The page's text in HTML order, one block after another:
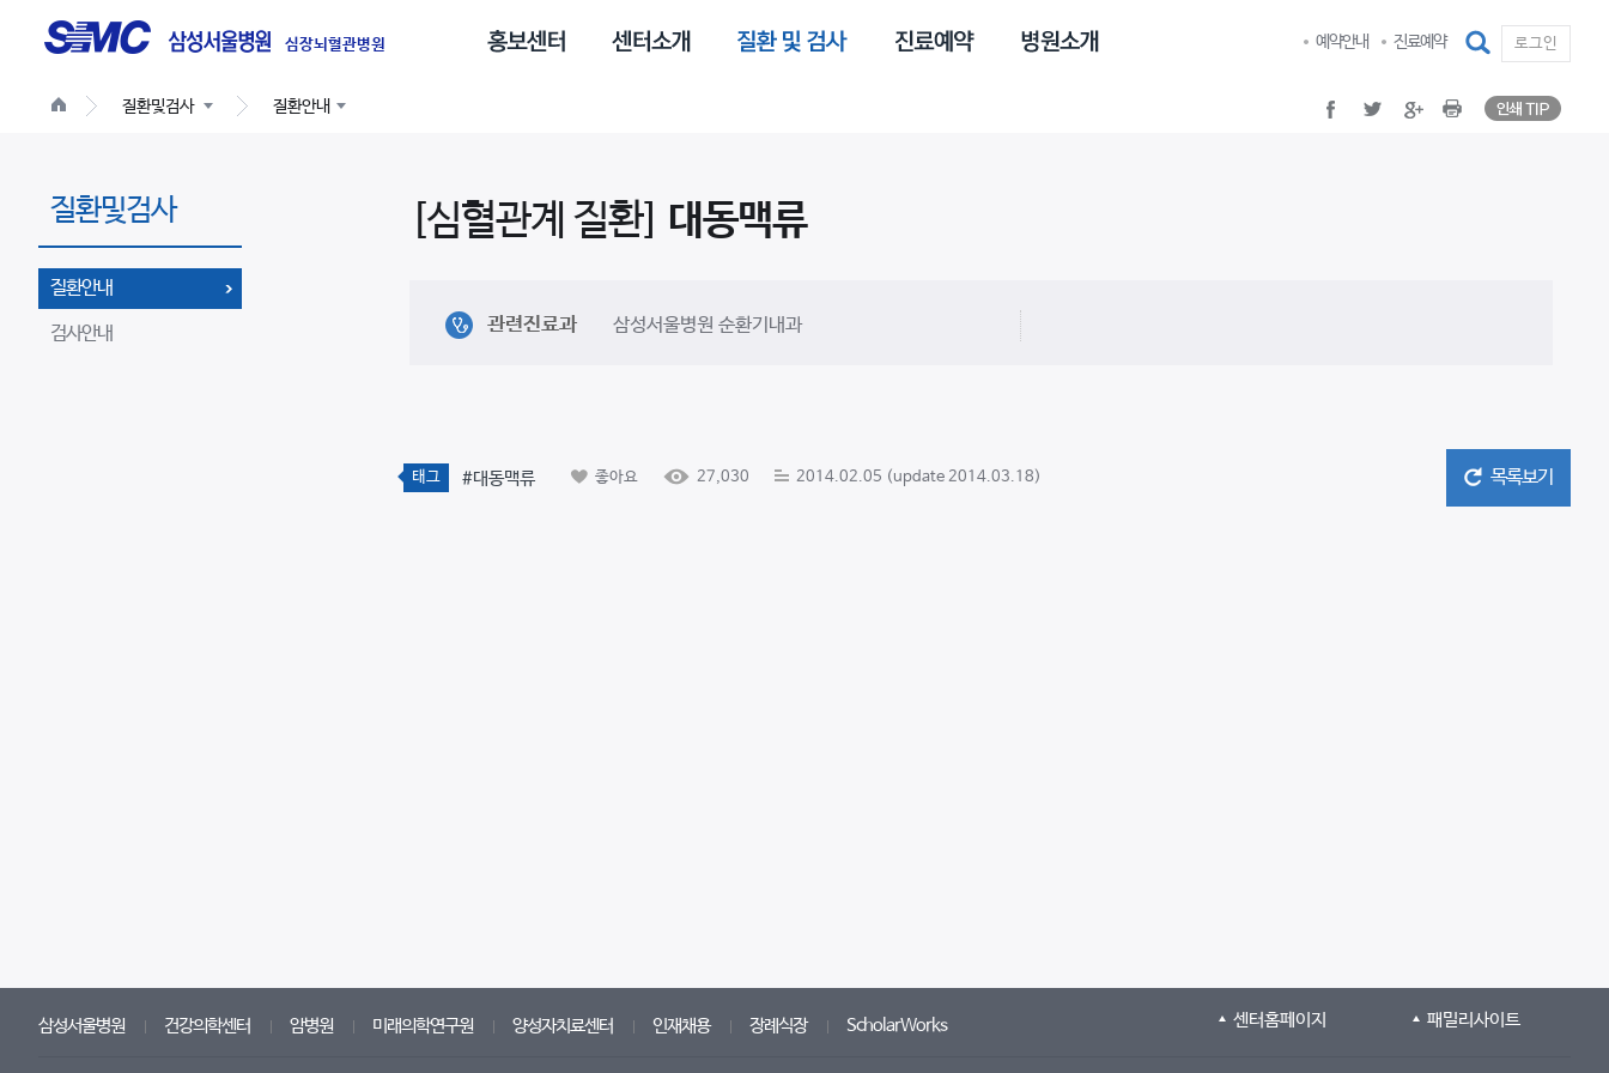
심장뇌혈관병원 로그인
검색
예약안내 진료예약
질환및검사 질환안내 Print
facebook
twitter google plus
질환및검사
질환안내
검사안내
[심혈관계 질환] 대동맥류
관련진료과 삼성서울병원 순환기내과
태그 #대동맥류 좋아요 27,030 2014.02.05 (update 2014.03.18) 목록보기
삼성서울병원 건강의학센터 암병원 미래의학연구원 양성자치료센터 인재채용 장례식장 ScholarWorks 센터홈페이지 패밀리사이트